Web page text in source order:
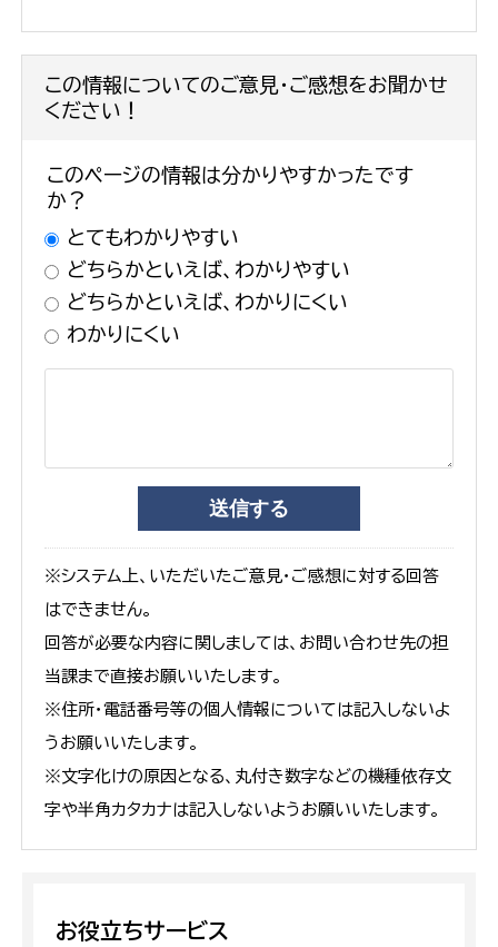
この情報についてのご意見・ご感想をお聞かせ
ください！
このページの情報は分かりやすかったです
か？
とてもわかりやすい
どちらかといえば、わかりやすい
どちらかといえば、わかりにくい
わかりにくい
※システム上、いただいたご意見・ご感想に対する回答
はできません。
回答が必要な内容に関しましては、お問い合わせ先の担
当課まで直接お願いいたします。
※住所・電話番号等の個人情報については記入しないよ
うお願いいたします。
※文字化けの原因となる、丸付き数字などの機種依存文
字や半角カタカナは記入しないようお願いいたします。
お役立ちサービス